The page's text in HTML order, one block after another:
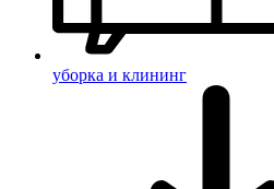
уборка и клининг